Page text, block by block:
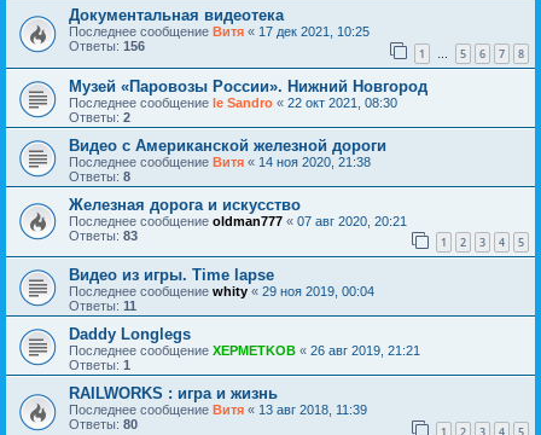
Документальная видеотека
Последнее сообщение Витя « 17 дек 2021, 10:25
Ответы: 156 1 … 5 6 7 8
Музей «Паровозы России». Нижний Новгород
Последнее сообщение le Sandro « 22 окт 2021, 08:30
Ответы: 2
Видео с Американской железной дороги
Последнее сообщение Витя « 14 ноя 2020, 21:38
Ответы: 8
Железная дорога и искусство
Последнее сообщение oldman777 « 07 авг 2020, 20:21
Ответы: 83 1 2 3 4 5
Видео из игры. Time lapse
Последнее сообщение whity « 29 ноя 2019, 00:04
Ответы: 11
Daddy Longlegs
Последнее сообщение XEPMETKOB « 26 авг 2019, 21:21
Ответы: 1
RAILWORKS : игра и жизнь
Последнее сообщение Витя « 13 авг 2018, 11:39
Ответы: 80